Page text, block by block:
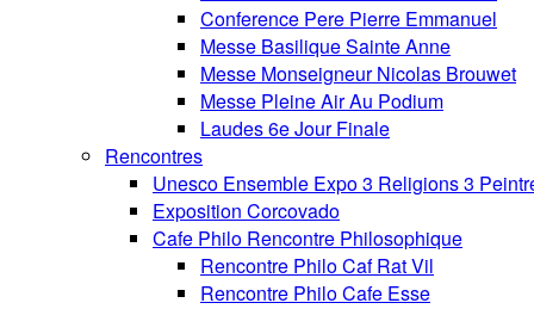
Conference Pere Pierre Emmanuel
Messe Basilique Sainte Anne
Messe Monseigneur Nicolas Brouwet
Messe Pleine Air Au Podium
Laudes 6e Jour Finale
Rencontres
Unesco Ensemble Expo 3 Religions 3
Exposition Corcovado
Cafe Philo Rencontre Philosophique
Rencontre Philo Caf Rat Vil
Rencontre Philo Cafe Esse